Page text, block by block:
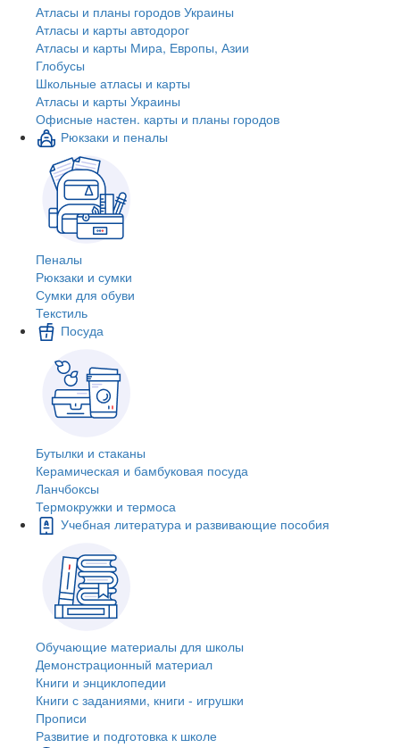
Атласы и планы городов Украины
Атласы и карты автодорог
Атласы и карты Мира, Европы, Азии
Глобусы
Школьные атласы и карты
Атласы и карты Украины
Офисные настен. карты и планы городов
Рюкзаки и пеналы
Пеналы
Рюкзаки и сумки
Сумки для обуви
Текстиль
Посуда
Бутылки и стаканы
Керамическая и бамбуковая посуда
Ланчбоксы
Термокружки и термоса
Учебная литература и развивающие пособия
Обучающие материалы для школы
Демонстрационный материал
Книги и энциклопедии
Книги с заданиями, книги - игрушки
Прописи
Развитие и подготовка к школе